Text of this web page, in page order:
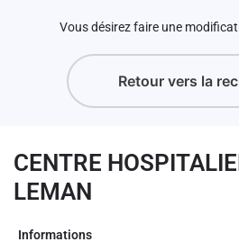
Vous désirez faire une
Retour vers la
CENTRE
LEMAN
Informations